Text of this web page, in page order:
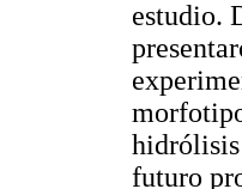
estudio.
hidrólisis
futuro